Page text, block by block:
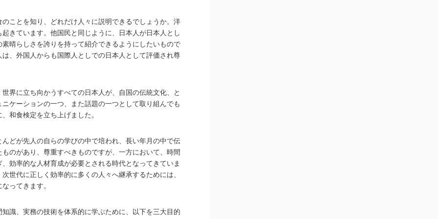
ことを知り、どれだけ人々に説明できるでしょうか。洋
きています。他国民と同じように、日本人が日本人とし
晴らしさを誇りを持って紹介できるようにしたいもので
、外国人からも国際人としでの日本人として評価され尊
界に立ち向かうすべての日本人が、自国の伝統文化、と
ケーションの一つ、また話題の一つとして取り組んでも
和食検定を立ち上げました。
どが先人の自らの学びの中で培われ、長い年月の中で伝
のがあり、尊重すべきものですが、一方において、時間
効率的な人材育成が必要とされる時代となってきていま
世代に正しく効率的に多くの人々へ継承するためには、
ってきます。
識、実務の技術を体系的に学ぶために、以下を三大目的